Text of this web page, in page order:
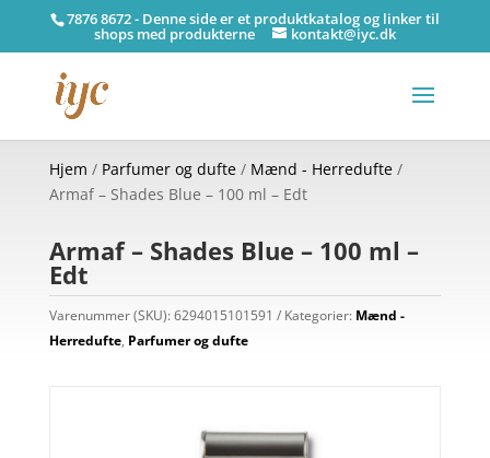
7876 8672 - Denne side er et produktkatalog og linker til
shops med produkterne kontakt@iyc.dk
Hjem / Parfumer og dufte/ Mænd - Herredufte/
Armaf – Shades Blue – 100 ml – Edt
Armaf – Shades Blue – 100 ml –
Edt
Varenummer (SKU):6294015101591 Kategorier: Mænd -
Herredufte, Parfumer og dufte